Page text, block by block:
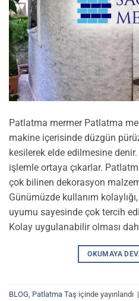
Patlatma mermer Patlatma
makine içerisinde düzgün
kesilerek elde edilmesine
işlemle ortaya çıkarlar.
çok bilinen dekorasyon
Günümüzde kullanım
uyumu sayesinde çok tercih
Kolay uygulanabilir olması
OKUMAYA
BLOG, Patlatma Taş içinde yayınlandı |